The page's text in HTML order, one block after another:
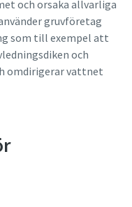
och orsaka allvarliga
gruvföretag
som till exempel att
och
omdirigerar vattnet